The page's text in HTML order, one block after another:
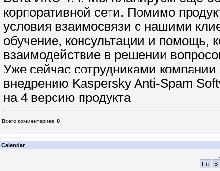
корпоративной сети. Помимо
условия взаимосвязи с нашими
обучение, консультации и помощь,
взаимодействие в решении
Уже сейчас сотрудниками
внедрению Kaspersky Anti-Spam
на 4 версию продукта
Всего комментариев: 0
Calendar
Пн
Вт